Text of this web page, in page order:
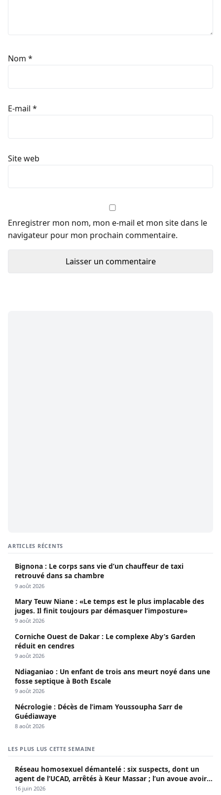
Nom *
E-mail *
Site web
Enregistrer mon nom, mon e-mail et mon site dans le
navigateur pour mon prochain commentaire.
ARTICLES RÉCENTS
Bignona : Le corps sans vie d’un chauffeur de taxi
retrouvé dans sa chambre
9 août 2026
Mary Teuw Niane : «Le temps est le plus implacable des
juges. Il finit toujours par démasquer l’imposture»
9 août 2026
Corniche Ouest de Dakar : Le complexe Aby’s Garden
réduit en cendres
9 août 2026
Ndiaganiao : Un enfant de trois ans meurt noyé dans une
fosse septique à Both Escale
9 août 2026
Nécrologie : Décès de l’imam Youssoupha Sarr de
Guédiawaye
8 août 2026
LES PLUS LUS CETTE SEMAINE
Réseau homosexuel démantelé : six suspects, dont un
agent de l’UCAD, arrêtés à Keur Massar ; l’un avoue avoir
propagé le VIH depuis 2018
16 juin 2026